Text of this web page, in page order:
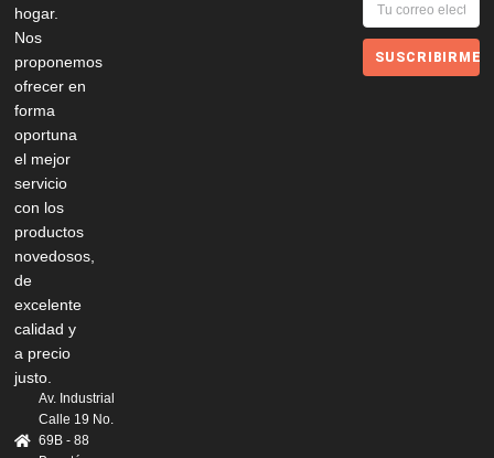
hogar.
Nos
proponemos
ofrecer en
forma
oportuna
el mejor
servicio
con los
productos
novedosos,
de
excelente
calidad y
a precio
justo.
Av. Industrial
Calle 19 No.
69B - 88
SUSCRIBIRME